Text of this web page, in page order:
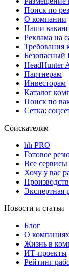
Поиск по
О компании
Наши
Реклама на
Требования
Безопасный
HeadHunter
Партнерам
Инвесторам
Каталог
Поиск по
Сетка:
Соискателям
hh PRO
Готовое
Все сервисы
Хочу у вас
Экспертная
Новости и статьи
Блог
О
Жизнь в
ИТ-проекты
Рейтинг